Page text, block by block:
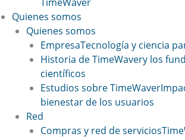
Quienes somos
Quienes somos
EmpresaTecnología y ciencia
Historia de TimeWavery los
científicos
Estudios sobre TimeWaver
bienestar de los usuarios
Red
Compras y red de servicios